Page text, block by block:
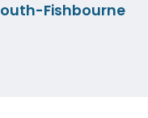
Fishbourne